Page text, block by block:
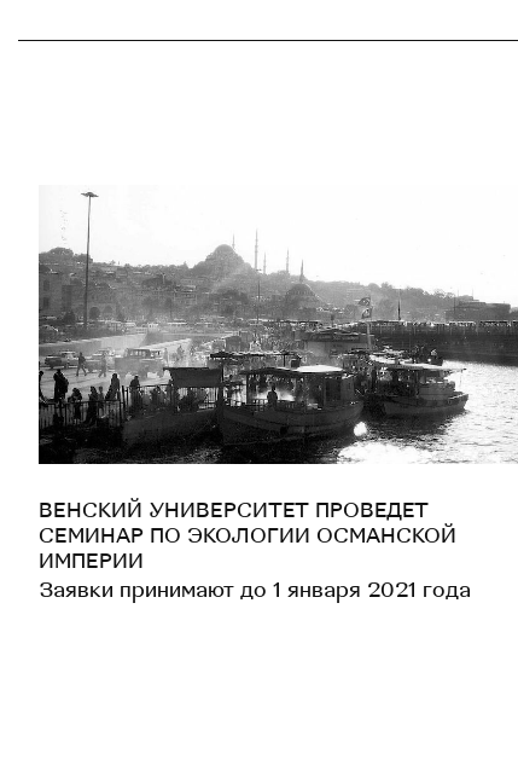
ВЕНСКИЙ УНИВЕРСИТЕТ ПРОВЕДЕТ
СЕМИНАР ПО ЭКОЛОГИИ ОСМАНСКОЙ
ИМПЕРИИ
Заявки принимают до 1 января 2021 года